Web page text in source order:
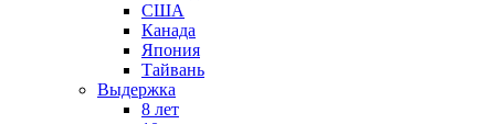
США
Канада
Япония
Тайвань
Выдержка
8 лет